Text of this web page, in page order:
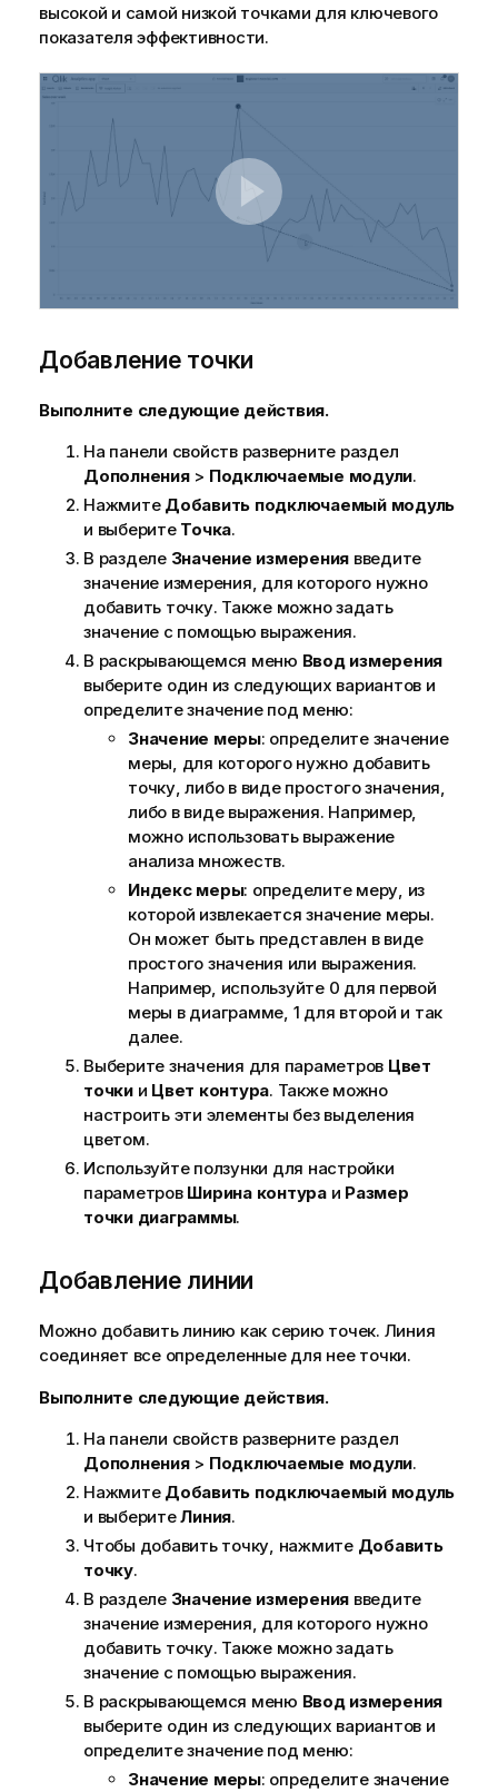
высокой и самой низкой точками для ключевого
показателя эффективности.
Добавление точки
Выполните следующие действия.
На панели свойств разверните раздел
Дополнения> Подключаемые модули.
Нажмите Добавить подключаемый модуль
и выберите Точка.
В разделе Значение измерения введите
значение измерения, для которого нужно
добавить точку. Также можно задать
значение с помощью выражения.
В раскрывающемся меню Ввод измерения
выберите один из следующих вариантов и
определите значение под меню:
Значение меры: определите значение
меры, для которого нужно добавить
точку, либо в виде простого значения,
либо в виде выражения. Например,
можно использовать выражение
анализа множеств.
Индекс меры: определите меру, из
которой извлекается значение меры.
Он может быть представлен в виде
простого значения или выражения.
Например, используйте 0 для первой
меры в диаграмме, 1 для второй и так
далее.
Выберите значения для параметров Цвет
точкии Цвет контура. Также можно
настроить эти элементы без выделения
цветом.
Используйте ползунки для настройки
параметров Ширина контураи Размер
точки диаграммы.
Добавление линии
Можно добавить линию как серию точек. Линия
соединяет все определенные для нее точки.
Выполните следующие действия.
На панели свойств разверните раздел
Дополнения> Подключаемые модули.
Нажмите Добавить подключаемый модуль
и выберитеЛиния.
Чтобы добавить точку, нажмите Добавить
точку.
В разделе Значение измерения введите
значение измерения, для которого нужно
добавить точку. Также можно задать
значение с помощью выражения.
В раскрывающемся меню Ввод измерения
выберите один из следующих вариантов и
определите значение под меню:
Значение меры: определите значение